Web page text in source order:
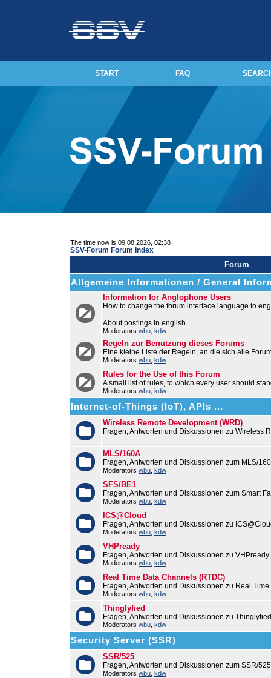
START FAQ
The time now is 09.08.2026, 02:38
SSV-Forum Forum Index
Forum
Allgemeine Informationen / General
Information for Anglophone Users
How to change the forum interface language to
About postings in english.
Moderators wbu kdw
Regeln zur Benutzung dieses Forums
Eine kleine Liste der Regeln, an die sich alle
Moderators wbu kdw
Rules for the Use of this Forum
A small list of rules, to which every user should
Moderators wbu kdw
Internet-of-Things (IoT), APIs ...
Wireless Remote Development (WRD)
Fragen, Antworten und Diskussionen zu Wireless
MLS/160A
Fragen, Antworten und Diskussionen zum MLS/
Moderators wbu kdw
SFS/BE1
Fragen, Antworten und Diskussionen zum Smart
Moderators wbu kdw
ICS@Cloud
Fragen, Antworten und Diskussionen zu
Moderators wbu kdw
VHPready
Fragen, Antworten und Diskussionen zu VHPready
Moderators wbu kdw
Real Time Data Channels (RTDC)
Fragen, Antworten und Diskussionen zu Real
Moderators wbu kdw
Thinglyfied
Fragen, Antworten und Diskussionen zu Thinglyfied
Moderators wbu kdw
Security Server (SSR)
SSR/525
Fragen, Antworten und Diskussionen zum SSR/525
Moderators wbu kdw